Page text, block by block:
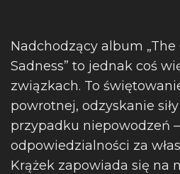
Nadchodzący album
Sadness” to jednak coś
związkach. To
powrotnej, odzyskanie
przypadku niepowodzeń
odpowiedzialności za
Krążek zapowiada się na